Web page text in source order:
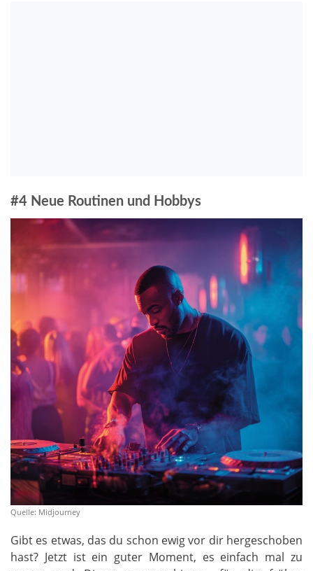
#4 Neue Routinen und Hobbys
Quelle: Midjourney
Gibt es etwas, das du schon ewig vor dir hergeschoben
hast? Jetzt ist ein guter Moment, es einfach mal zu